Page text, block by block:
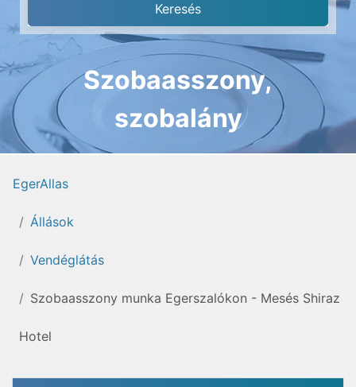
Szobaasszony,
szobalány
EgerAllas
Állások
Vendéglátás
Szobaasszony munka Egerszalókon - Mesés Shiraz
Hotel